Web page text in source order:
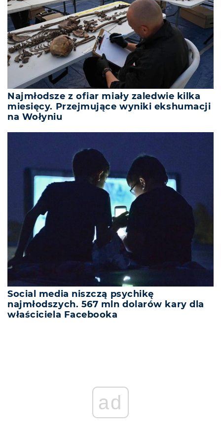
Najmłodsze z ofiar miały zaledwie kilka
miesięcy. Przejmujące wyniki ekshumacji
na Wołyniu
Social media niszczą psychikę
najmłodszych. 567 mln dolarów kary dla
właściciela Facebooka
ad